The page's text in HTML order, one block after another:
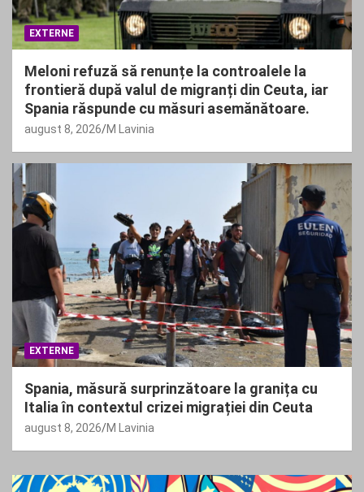
EXTERNE
Meloni refuză să renunțe la controalele la
frontieră după valul de migranți din Ceuta, iar
Spania răspunde cu măsuri asemănătoare.
august 8, 2026 M Lavinia
EXTERNE
Spania, măsură surprinzătoare la granița cu
Italia în contextul crizei migrației din Ceuta
august 8, 2026 M Lavinia